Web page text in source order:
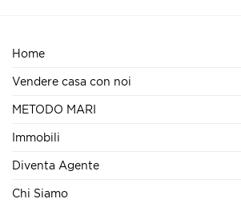
Home
Vendere casa con noi
METODO MARI
Immobili
Diventa Agente
Chi Siamo